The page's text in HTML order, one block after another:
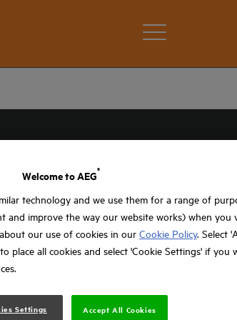
Welcome to AEG
®
technology and we use them for a range of
and improve the way our website works) when you
our use of cookies in our Cookie Policy. Select
place all cookies and select 'Cookie Settings' if you
Settings Accept All Cookies